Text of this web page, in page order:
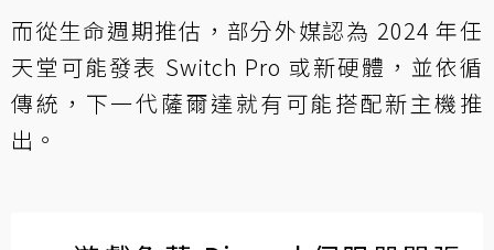
而從生命週期推估，部分外媒認為 2024 年任
天堂可能發表 Switch Pro 或新硬體，並依循
傳統，下一代薩爾達就有可能搭配新主機推
出。